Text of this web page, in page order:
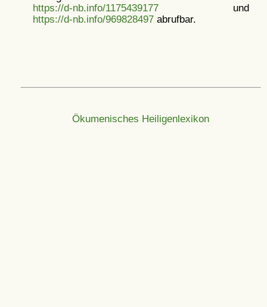
https://d-nb.info/1175439177und
https://d-nb.info/969828497abrufbar.
Ökumenisches Heiligenlexikon